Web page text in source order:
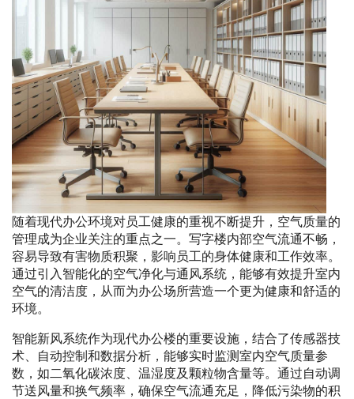
随着现代办公环境对员工健康的重视不断提升，空气质量的
管理成为企业关注的重点之一。写字楼内部空气流通不畅，
容易导致有害物质积聚，影响员工的身体健康和工作效率。
通过引入智能化的空气净化与通风系统，能够有效提升室内
空气的清洁度，从而为办公场所营造一个更为健康和舒适的
环境。
智能新风系统作为现代办公楼的重要设施，结合了传感器技
术、自动控制和数据分析，能够实时监测室内空气质量参
数，如二氧化碳浓度、温湿度及颗粒物含量等。通过自动调
节送风量和换气频率，确保空气流通充足，降低污染物的积